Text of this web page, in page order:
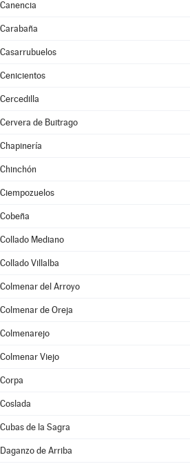
Canencia
Carabaña
Casarrubuelos
Cenicientos
Cercedilla
Cervera de Buitrago
Chapinería
Chinchón
Ciempozuelos
Cobeña
Collado Mediano
Collado Villalba
Colmenar del Arroyo
Colmenar de Oreja
Colmenarejo
Colmenar Viejo
Corpa
Coslada
Cubas de la Sagra
Daganzo de Arriba